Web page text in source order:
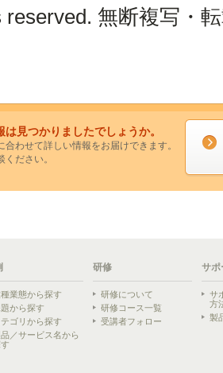
reserved. 無断複写・
は見つかりましたでしょうか。
合わせて詳しい情報をお届けできます。
ください。
業態から探す
から探す
テゴリから探す
／サービス名から
研修
研修について
研修コース一覧
受講者フォロー
サポ
サ
方
製